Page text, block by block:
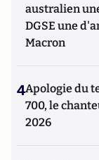
australien
DGSE une
Macron
4Apologie du
700, le
2026